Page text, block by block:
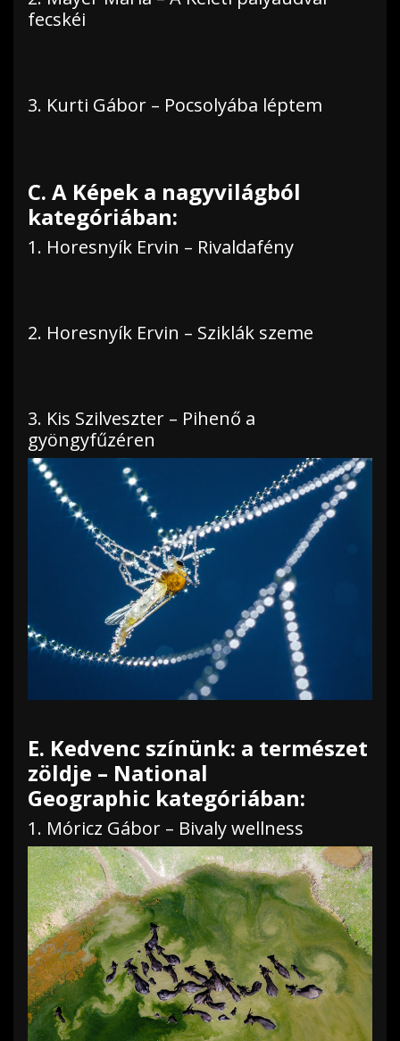
fecskéi
3. Kurti Gábor – Pocsolyába léptem
C. A Képek a nagyvilágból
kategóriában:
1. Horesnyík Ervin – Rivaldafény
2. Horesnyík Ervin – Sziklák szeme
3. Kis Szilveszter – Pihenő a
gyöngyfűzéren
E. Kedvenc színünk: a természet
zöldje – National
Geographic kategóriában:
1. Móricz Gábor – Bivaly wellness